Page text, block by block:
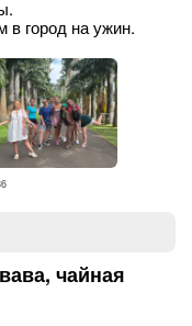
в город на ужин.
чайная